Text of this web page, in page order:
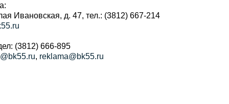
Ивановская, д. 47, тел.: (3812) 667-214
(3812) 666-895
, reklama@bk55.ru